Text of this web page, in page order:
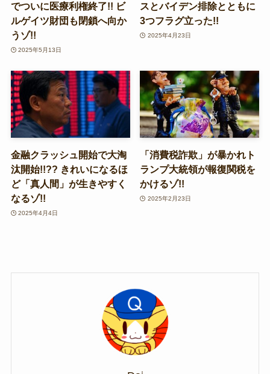
でついに医療利権終了!! ビ
ルゲイツ財団も閉鎖へ向か
うゾ!!
2025年5月13日
スとバイデン排除とともに
3つフラグ立った!!
2025年4月23日
金融クラッシュ開始で大淘
汰開始!!?? きれいになるほ
ど「真人間」が生きやすく
なるゾ!!
2025年4月4日
「消費税詐欺」が暴かれト
ランプ大統領が報復関税を
かけるゾ!!
2025年2月23日